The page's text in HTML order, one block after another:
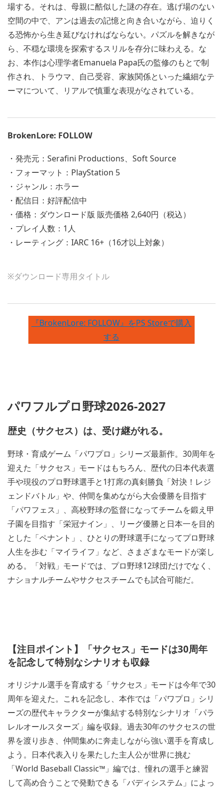
場する。それは、母親に酷似した謎の存在。逃げ場のない
空間の中で、アンは過去の記憶と向き合いながら、迫りく
る恐怖から生き延びなければならない。パズルを解きなが
ら、不穏な環境を探索するスリルを存分に味わえる。な
お、本作は心理学者Emanuela Papa氏の監修のもとで制
作され、トラウマ、自己受容、家族関係といった繊細なテ
ーマについて、リアルで慎重な表現がなされている。
BrokenLore: FOLLOW
・発売元：Serafini Productions、Soft Source
・フォーマット：PlayStation 5
・ジャンル：ホラー
・配信日：好評配信中
・価格：ダウンロード版 販売価格 2,640円（税込）
・プレイ人数：1人
・レーティング：IARC 16+（16才以上対象）
※ダウンロード専用タイトル
『BrokenLore: FOLLOW』をPS Storeで購入
する
パワフルプロ野球2026-2027
歴史（サクセス）は、受け継がれる。
野球・育成ゲーム「パワプロ」シリーズ最新作。30周年を
迎えた「サクセス」モードはもちろん、歴代の日本代表選
手や現役のプロ野球選手と1打席の真剣勝負「対決！レジ
ェンドバトル」や、仲間を集めながら大会優勝を目指す
「パワフェス」、高校野球の監督になってチームを鍛え甲
子園を目指す「栄冠ナイン」、リーグ優勝と日本一を目的
とした「ペナント」、ひとりの野球選手になってプロ野球
人生を歩む「マイライフ」など、さまざまなモードが楽し
める。「対戦」モードでは、プロ野球12球団だけでなく、
ナショナルチームやサクセスチームでも試合可能だ。
【注目ポイント】「サクセス」モードは30周年
を記念して特別なシナリオも収録
オリジナル選手を育成する「サクセス」モードは今年で30
周年を迎えた。これを記念し、本作では「パワプロ」シリ
ーズの歴代キャラクターが集結する特別なシナリオ「パラ
レルオールスターズ」編を収録。過去30年のサクセスの世
界を渡り歩き、仲間集めに奔走しながら強い選手を育成し
よう。日本代表入りを果たした主人公が世界に挑む
「World Baseball Classic™」編では、憧れの選手と練習
して高め合うことで発動できる「バディシステム」によっ